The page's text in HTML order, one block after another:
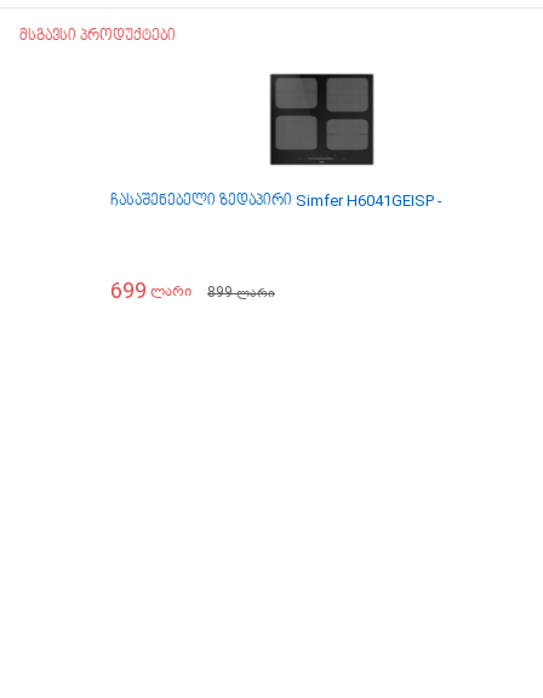
მსგავსი პროდუქტები
ჩასაშენებელი ზედაპირი Simfer H6041GEISP - ინდუქცია
699 ლარი 899ლარი